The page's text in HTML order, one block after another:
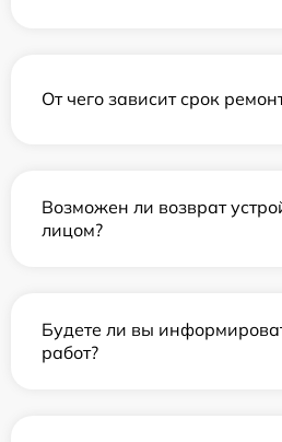
От чего зависит срок
Возможен ли возврат
лицом?
Будете ли вы
работ?